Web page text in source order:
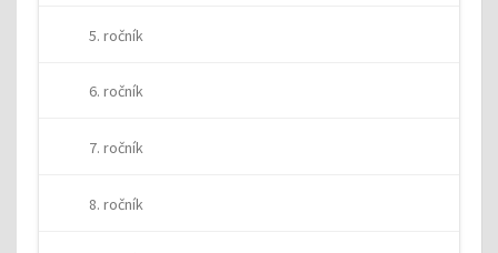
5. ročník
6. ročník
7. ročník
8. ročník